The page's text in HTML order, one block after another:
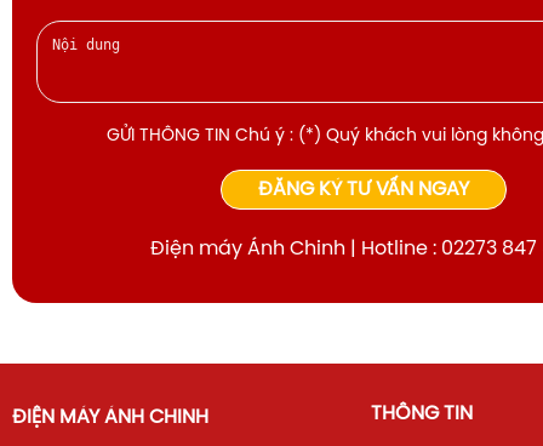
GỬI THÔNG TIN Chú ý : (*) Quý khách vui lòng
ĐĂNG KÝ TƯ VẤN NGAY
Điện máy Ánh Chinh | Hotline : 02273 847
ĐIỆN MÁY ÁNH CHINH THÔNG TIN